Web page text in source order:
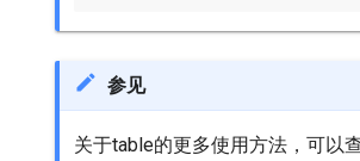
参见
关于table的更多使用方法，可以